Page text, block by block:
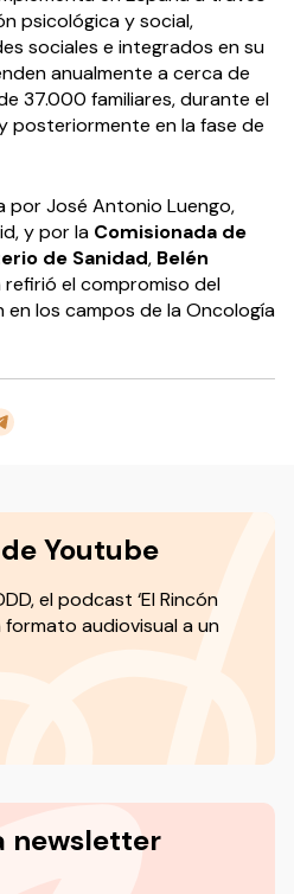
psicológica y social,
sociales e integrados en su
anualmente a cerca de
37.000 familiares, durante el
posteriormente en la fase de
por José Antonio Luengo,
y por la Comisionada de
de Sanidad, Belén
refirió el compromiso del
los campos de la Oncología
Youtube
el podcast ‘El Rincón
formato audiovisual a un
newsletter